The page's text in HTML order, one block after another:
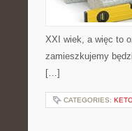
XXI wiek, a więc to
zamieszkujemy
[…]
CATEGORIES: